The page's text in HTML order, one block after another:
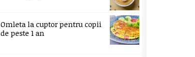
Omleta la cuptor pentru copii
de peste 1 an